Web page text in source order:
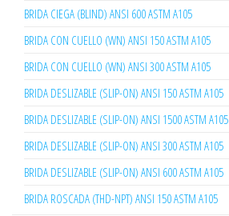
BRIDA CIEGA (BLIND) ANSI 600 ASTM A105
BRIDA CON CUELLO (WN) ANSI 150 ASTM A105
BRIDA CON CUELLO (WN) ANSI 300 ASTM A105
BRIDA DESLIZABLE (SLIP-ON) ANSI 150 ASTM A105
BRIDA DESLIZABLE (SLIP-ON) ANSI 1500 ASTM A105
BRIDA DESLIZABLE (SLIP-ON) ANSI 300 ASTM A105
BRIDA DESLIZABLE (SLIP-ON) ANSI 600 ASTM A105
BRIDA ROSCADA (THD-NPT) ANSI 150 ASTM A105